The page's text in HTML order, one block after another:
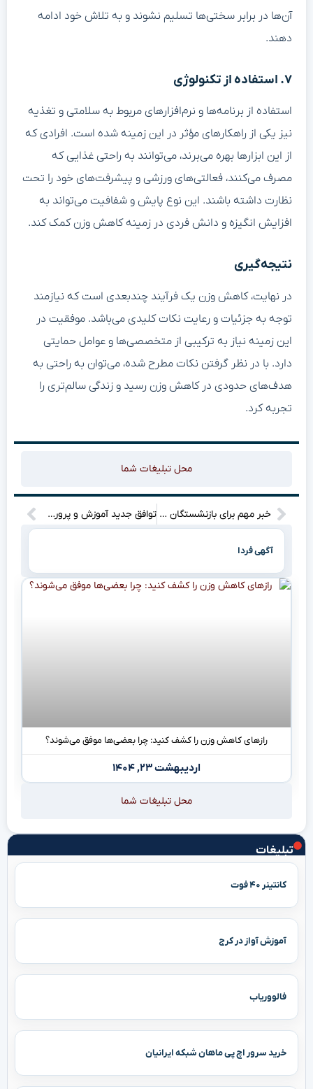
تبلیغات
کانتینر ۴۰ فوت
آموزش آواز در کرج
فالووریاب
خرید سرور اچ پی ماهان شبکه ایرانیان
آن‌ها در برابر سختی‌ها تسلیم نشوند و به تلاش خود ادامه
دهند.
۷. استفاده از تکنولوژی
استفاده از برنامه‌ها و نرم‌افزارهای مربوط به سلامتی و تغذیه
نیز یکی از راهکارهای مؤثر در این زمینه شده است. افرادی که
از این ابزارها بهره می‌برند، می‌توانند به راحتی غذایی که
مصرف می‌کنند، فعالتی‌های ورزشی و پیشرفت‌های خود را تحت
نظارت داشته باشند. این نوع پایش و شفافیت می‌تواند به
افزایش انگیزه و دانش فردی در زمینه کاهش وزن کمک کند.
نتیجه‌گیری
در نهایت، کاهش وزن یک فرآیند چندبعدی است که نیازمند
توجه به جزئیات و رعایت نکات کلیدی می‌باشد.‌ موفقیت در
این زمینه نیاز به ترکیبی از متخصصی‌ها و عوامل حمایتی
دارد. با در نظر گرفتن نکات مطرح شده، می‌توان به راحتی به
هدف‌های حدودی در کاهش وزن رسید و زندگی سالم‌تری را
تجربه کرد.
محل تبلیغات شما
خبر مهم برای بازنشستگان و فرهنگیان: ۳ مزیت جدید رفاهی که انتظارتان را می‌کشد + جزئیات کامل توافق جدید آموزش و پرورش و رسانه ملی برای ارتقای آموزش: جزئیات جالبی که باید بدانید!
آگهی فردا
رازهای کاهش وزن را کشف کنید: چرا بعضی‌ها موفق می‌شوند؟
اردیبهشت ۲۳, ۱۴۰۴
محل تبلیغات شما